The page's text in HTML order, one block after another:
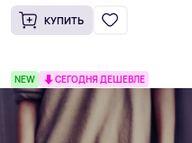
КУПИТЬ
NEW СЕГОДНЯ ДЕШЕВЛЕ